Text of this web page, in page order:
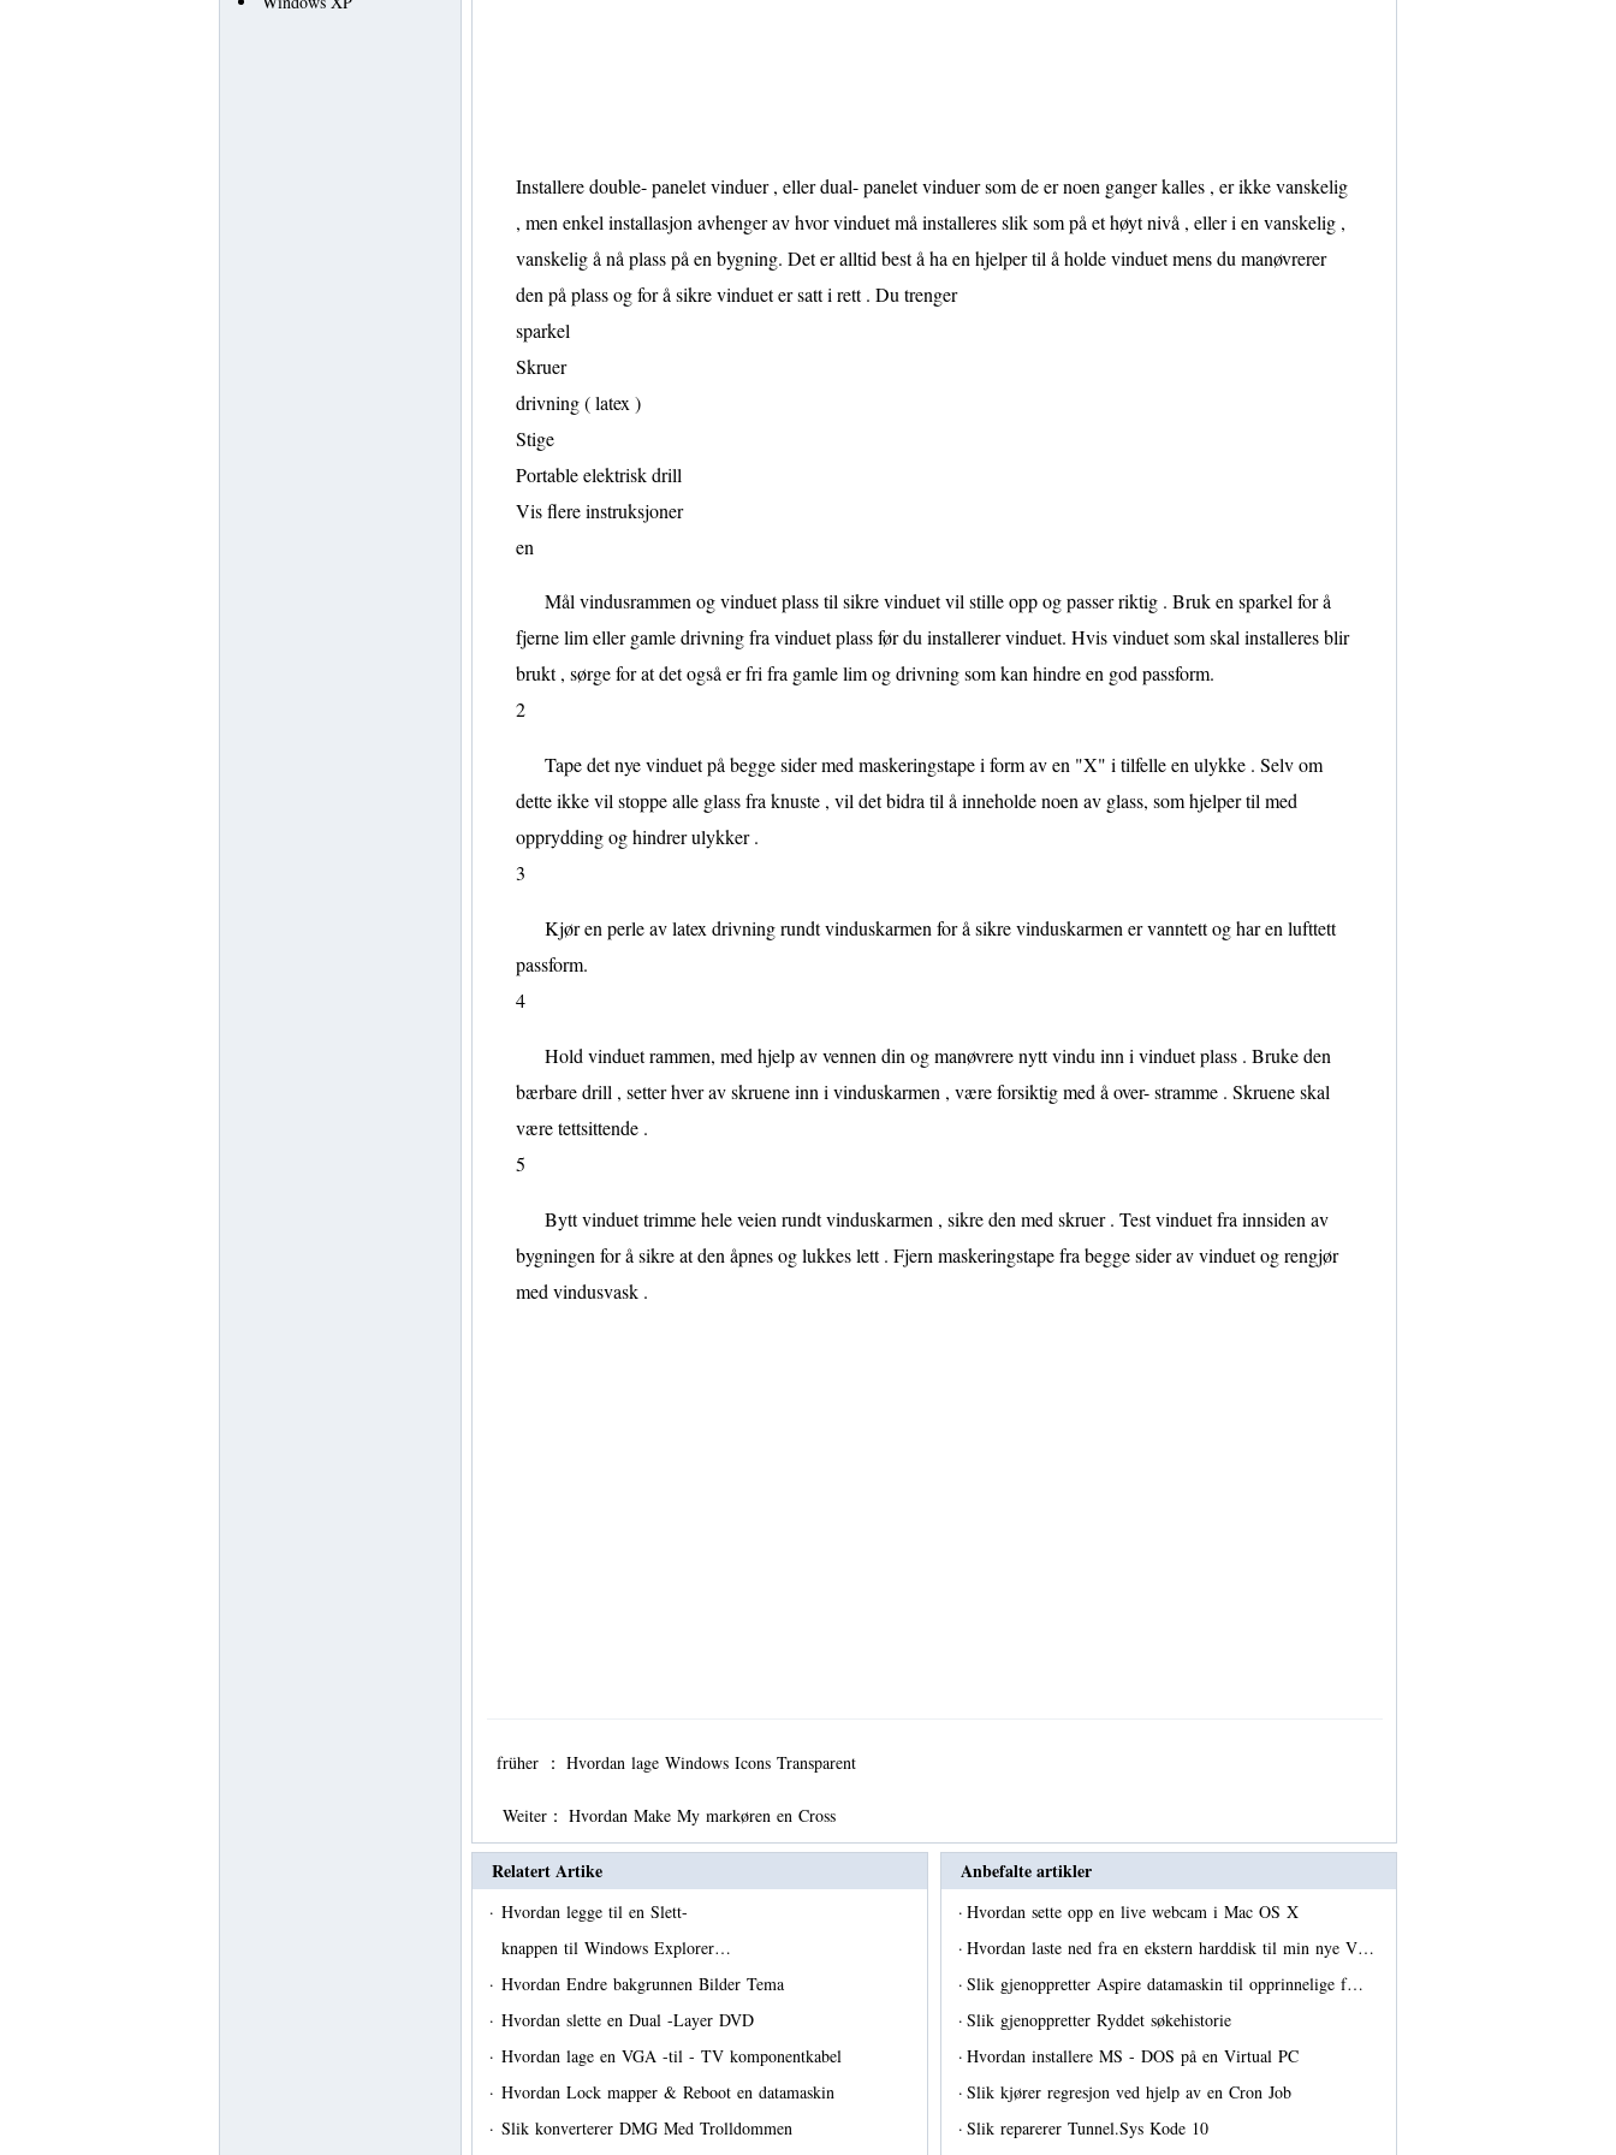
Installere double- panelet vinduer , eller dual- panelet vinduer som de er noen ganger kalles , er ikke vanskelig
, men enkel installasjon avhenger av hvor vinduet må installeres slik som på et høyt nivå , eller i en vanskelig ,
vanskelig å nå plass på en bygning. Det er alltid best å ha en hjelper til å holde vinduet mens du manøvrerer
den på plass og for å sikre vinduet er satt i rett . Du trenger
sparkel
Skruer
drivning ( latex )
Stige
Portable elektrisk drill
Vis flere instruksjoner
en
Mål vindusrammen og vinduet plass til sikre vinduet vil stille opp og passer riktig . Bruk en sparkel for å
fjerne lim eller gamle drivning fra vinduet plass før du installerer vinduet. Hvis vinduet som skal installeres blir
brukt , sørge for at det også er fri fra gamle lim og drivning som kan hindre en god passform.
2
Tape det nye vinduet på begge sider med maskeringstape i form av en "X" i tilfelle en ulykke . Selv om
dette ikke vil stoppe alle glass fra knuste , vil det bidra til å inneholde noen av glass, som hjelper til med
opprydding og hindrer ulykker .
3
Kjør en perle av latex drivning rundt vinduskarmen for å sikre vinduskarmen er vanntett og har en lufttett
passform.
4
Hold vinduet rammen, med hjelp av vennen din og manøvrere nytt vindu inn i vinduet plass . Bruke den
bærbare drill , setter hver av skruene inn i vinduskarmen , være forsiktig med å over- stramme . Skruene skal
være tettsittende .
5
Bytt vinduet trimme hele veien rundt vinduskarmen , sikre den med skruer . Test vinduet fra innsiden av
bygningen for å sikre at den åpnes og lukkes lett . Fjern maskeringstape fra begge sider av vinduet og rengjør
med vindusvask .
früher ： Hvordan lage Windows Icons Transparent
Weiter： Hvordan Make My markøren en Cross
Relatert Artike
· Hvordan legge til en Slett-
knappen til Windows Explorer…
· Hvordan Endre bakgrunnen Bilder Tema
· Hvordan slette en Dual -Layer DVD
· Hvordan lage en VGA -til - TV komponentkabel
· Hvordan Lock mapper & Reboot en datamaskin
· Slik konverterer DMG Med Trolldommen
Anbefalte artikler
· Hvordan sette opp en live webcam i Mac OS X
· Hvordan laste ned fra en ekstern harddisk til min nye V…
· Slik gjenoppretter Aspire datamaskin til opprinnelige f…
· Slik gjenoppretter Ryddet søkehistorie
· Hvordan installere MS - DOS på en Virtual PC
· Slik kjører regresjon ved hjelp av en Cron Job
· Slik reparerer Tunnel.Sys Kode 10